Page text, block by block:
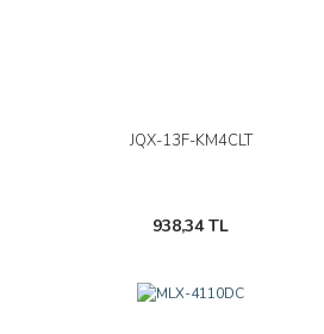
JQX-13F-KM4CLT
938,34 TL